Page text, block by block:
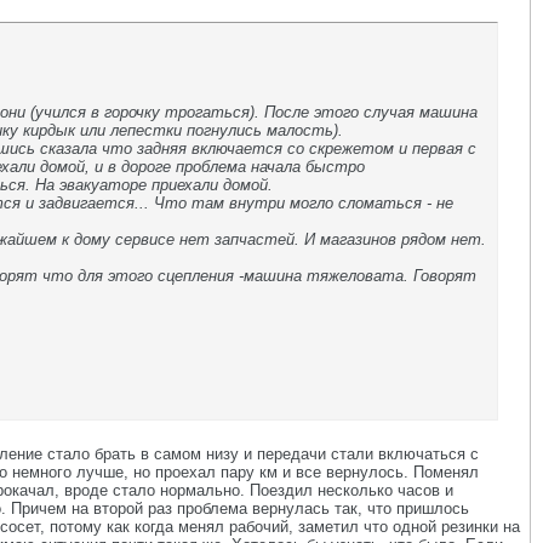
(учился в горочку трогаться). После этого случая машина
кирдык или лепестки погнулись малость).
сказала что задняя включается со скрежетом и первая с
домой, и в дороге проблема начала быстро
На эвакуаторе приехали домой.
и задвигается... Что там внутри могло сломаться - не
к дому сервисе нет запчастей. И магазинов рядом нет.
что для этого сцепления -машина тяжеловата. Говорят
стало брать в самом низу и передачи стали включаться с
немного лучше, но проехал пару км и все вернулось. Поменял
вроде стало нормально. Поездил несколько часов и
на второй раз проблема вернулась так, что пришлось
потому как когда менял рабочий, заметил что одной резинки на